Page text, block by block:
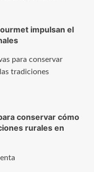
impulsan el
conservar cómo
rurales en